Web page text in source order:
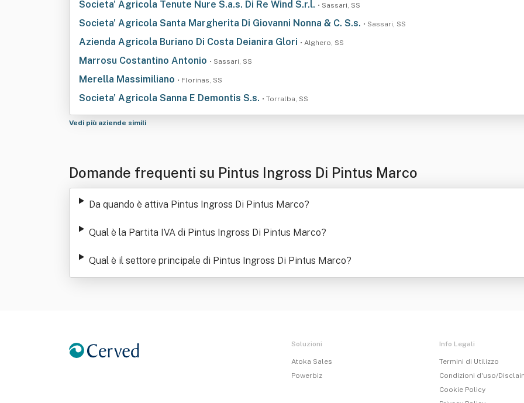
Societa' Agricola Tenute Nure S.a.s. Di Re Wind S.r.l. • Sassari, SS
Societa' Agricola Santa Margherita Di Giovanni Nonna & C. S.s. • Sassari, SS
Azienda Agricola Buriano Di Costa Deianira Glori • Alghero, SS
Marrosu Costantino Antonio • Sassari, SS
Merella Massimiliano • Florinas, SS
Societa' Agricola Sanna E Demontis S.s. • Torralba, SS
Vedi più aziende simili
Domande frequenti su Pintus Ingross Di Pintus Marco
Da quando è attiva Pintus Ingross Di Pintus Marco?
Qual è la Partita IVA di Pintus Ingross Di Pintus Marco?
Qual è il settore principale di Pintus Ingross Di Pintus Marco?
Soluzioni
Atoka Sales
Powerbiz
Info Legali
Termini di Utilizzo
Condizioni d'uso/
Cookie Policy